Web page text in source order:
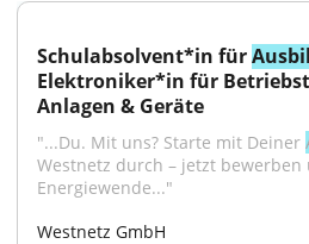
Schulabsolvent*in für
Elektroniker*in für
Anlagen & Geräte
"...Du. Mit uns? Starte mit Deiner
Westnetz durch – jetzt bewerben
Energiewende..."
Westnetz GmbH